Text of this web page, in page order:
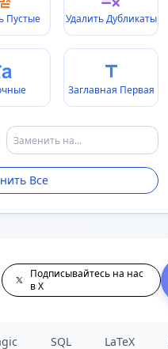
Пустые Удалить Дубликаты
Заглавная Первая
Все
Подписывайтесь на нас
в X
SQL LaTeX